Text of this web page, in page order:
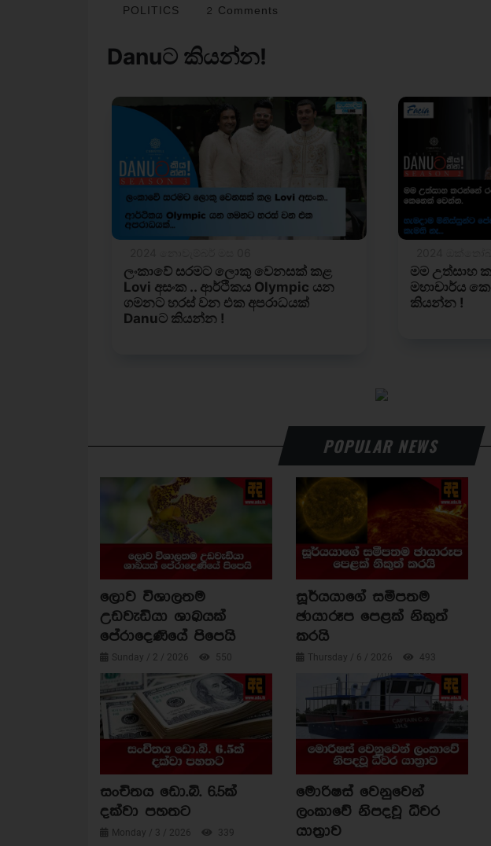
POLITICS 2 Comments
POPULAR NEWS
ලොව විශාලතම
උඩවැඩියා ශාඛයක්
පේරාදෙණියේ පිපෙයි
Sunday / 2 / 2026 550
සූර්යයාගේ සමීපතම
ඡායාරූප පෙළක් නිකුත්
කරයි
Thursday / 6 / 2026 493
සංචිතය ඩො.බි. 6.5ක්
දක්වා පහතට
Monday / 3 / 2026 339
මොරිෂස් වෙනුවෙන්
ලංකාවේ නිපදවූ ධීවර
යාත්‍රාව